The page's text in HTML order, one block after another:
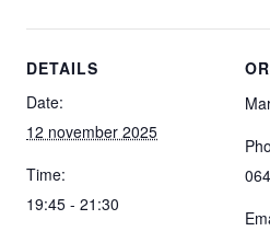
DETAILS
Date:
12 november 2025
Time:
19:45 - 21:30